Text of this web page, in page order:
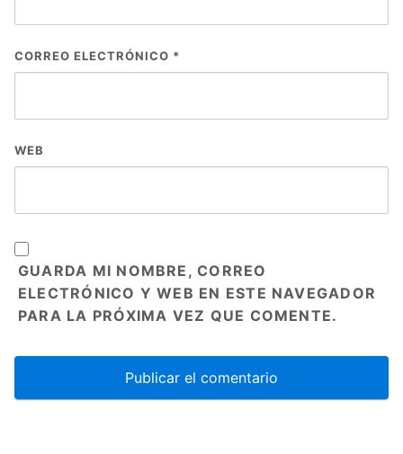
CORREO ELECTRÓNICO *
WEB
GUARDA MI NOMBRE, CORREO
ELECTRÓNICO Y WEB EN ESTE NAVEGADOR
PARA LA PRÓXIMA VEZ QUE COMENTE.